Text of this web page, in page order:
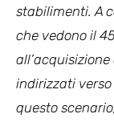
stabilimenti. A
che vedono il
indirizzati
questo